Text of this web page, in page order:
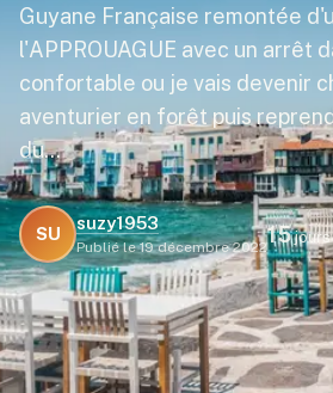
Guyane Française remontée
l'APPROUAGUE avec un arrêt
confortable ou je vais devenir
aventurier en forêt puis
du…
SU
suzy1953
Publié le 19 décembre 2022
15jours